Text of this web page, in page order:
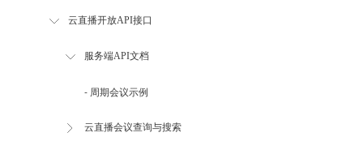
云直播开放API接口
服务端API文档
- 周期会议示例
云直播会议查询与搜索